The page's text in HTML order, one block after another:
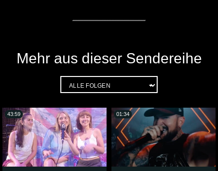
Mehr aus dieser Sendereihe
43:59 01:34